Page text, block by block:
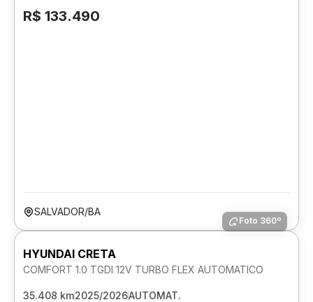
R$ 133.490
SALVADOR/BA
Foto 360º
HYUNDAI CRETA
COMFORT 1.0 TGDI 12V TURBO FLEX AUTOMATICO
35.408 km2025/2026AUTOMAT.